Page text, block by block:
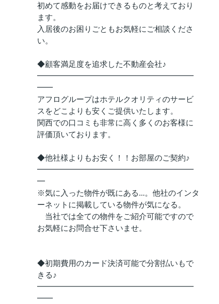
初めて感動をお届けできるものと考えており
ます。
入居後のお困りごともお気軽にご相談くださ
い。
◆顧客満足度を追求した不動産会社♪
━━━━━━━━━━━━━━━━━━━━
━━
アフログループはホテルクオリティのサービ
スをどこよりも安くご提供いたします。
関西での口コミも非常に高く多くのお客様に
評価頂いております。
◆他社様よりもお安く！！お部屋のご契約♪
━━━━━━━━━━━━━━━━━━━━
━
※気に入った物件が既にある...。他社のインタ
ーネットに掲載している物件が気になる。
当社では全ての物件をご紹介可能ですので
お気軽にお問合せ下さいませ。
◆初期費用のカード決済可能で分割払いもで
きる♪
━━━━━━━━━━━━━━━━━━━━
━━